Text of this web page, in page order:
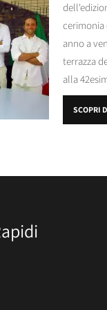
cerimonia
anno a
terrazza
alla
SCOPRI